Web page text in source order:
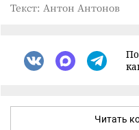
Текст: Антон Антонов
Читать